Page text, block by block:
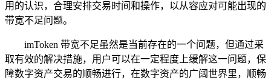
用的认识，合理安排交易时间和操作，以从容应对可能出现的
带宽不足问题。
imToken 带宽不足虽然是当前存在的一个问题，但通过采
取有效的解决措施，用户可以在一定程度上缓解这一问题，保
障数字资产交易的顺畅进行，在数字资产的广阔世界里，顺畅